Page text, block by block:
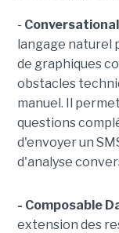
- C
langage naturel
de graphiques
obstacles
manuel. Il
questions
d'envoyer un
d'analyse
- Composable
extension des